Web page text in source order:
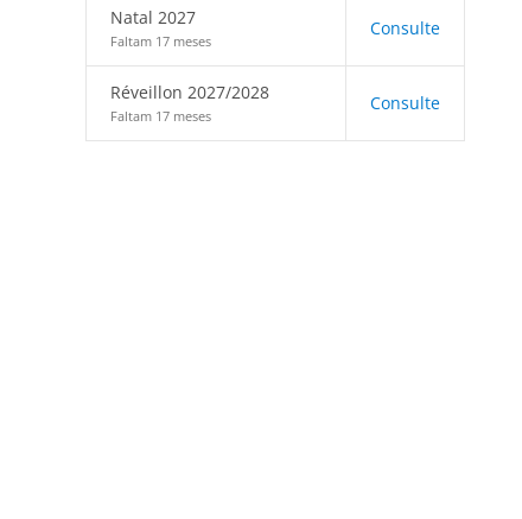
Natal 2027
Faltam 17 meses
Consulte
Réveillon 2027/2028
Faltam 17 meses
Consulte